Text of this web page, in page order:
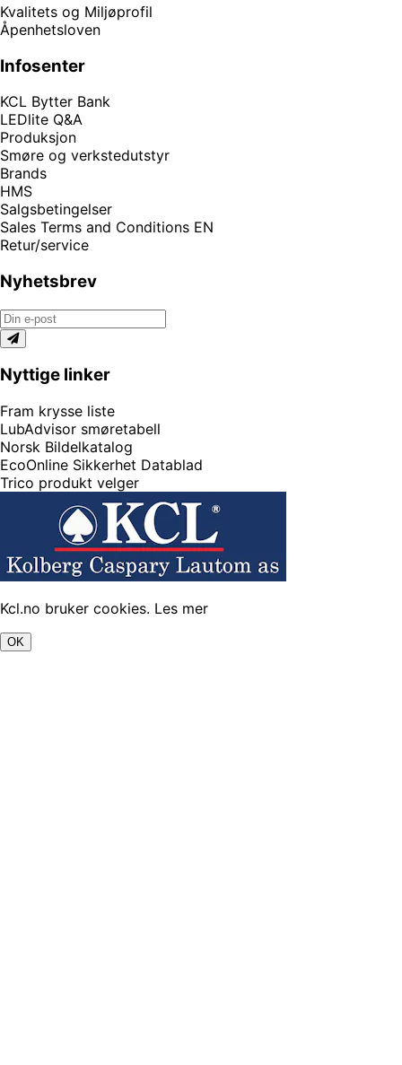
Kvalitets og Miljøprofil
Åpenhetsloven
Infosenter
KCL Bytter Bank
LEDlite Q&A
Produksjon
Smøre og verkstedutstyr
Brands
HMS
Salgsbetingelser
Sales Terms and Conditions EN
Retur/service
Nyhetsbrev
Nyttige linker
Fram krysse liste
LubAdvisor smøretabell
Norsk Bildelkatalog
EcoOnline Sikkerhet Datablad
Trico produkt velger
Kcl.no bruker cookies. Les mer
OK